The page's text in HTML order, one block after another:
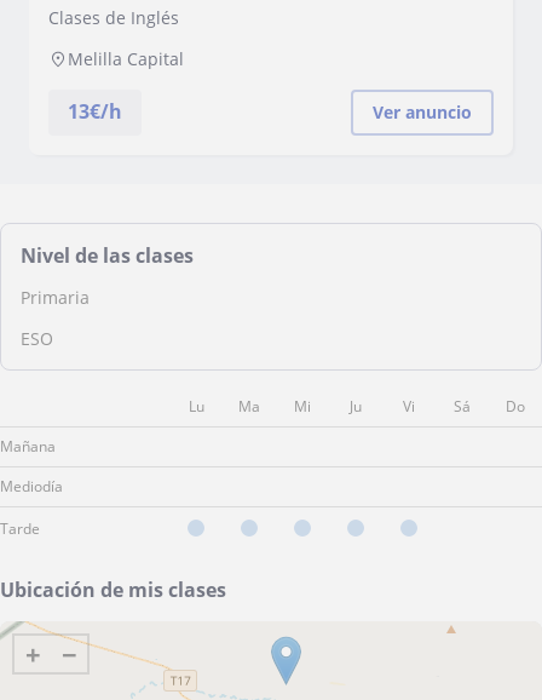
Clases de Inglés
Melilla Capital
13€/h Ver anuncio
Nivel de las clases
Primaria
ESO
Lu Ma Mi Ju Vi Sá
Do
Mañana
Mediodía
Tarde
Ubicación de mis clases
+ −